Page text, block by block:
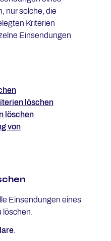
nur solche, die
Kriterien
Einsendungen
löschen
löschen
von
Einsendungen eines
.